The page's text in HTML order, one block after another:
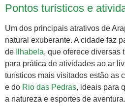
Pontos turísticos e
Um dos principais atrativos de
natural exuberante. A cidade faz
de
Ilhabela, que oferece diversas
para prática de atividades ao ar
turísticos mais visitados estão as
e do Rio das Pedras, ideais para
a natureza e esportes de aventura.